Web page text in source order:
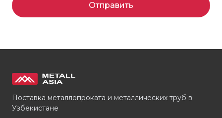
Отправить
Поставка металлопроката и металлических труб в
Узбекистане